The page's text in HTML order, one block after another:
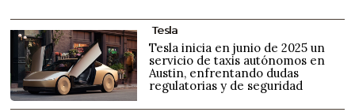
Tesla
Tesla inicia en junio de 2025 un
servicio de taxis autónomos en
Austin, enfrentando dudas
regulatorias y de seguridad